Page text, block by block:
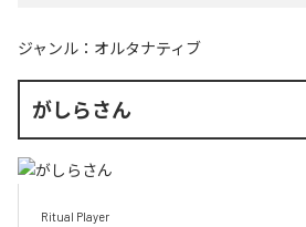
ジャンル： オルタナティブ
がしらさん
Ritual Player